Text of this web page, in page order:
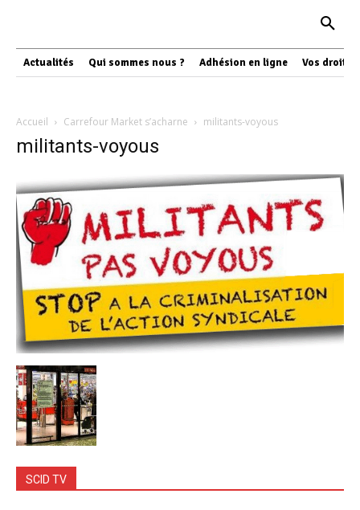
Actualités Qui sommes nous ? Adhésion en ligne Vos droits
Accueil Carrefour Market s’acharne militants-voyous
militants-voyous
SCID TV